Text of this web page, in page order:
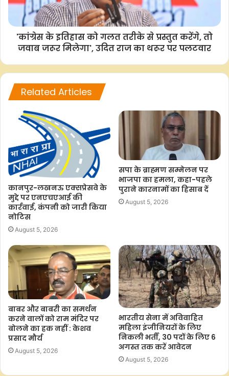
k
p
k
'कांग्रेस के इतिहास को गलत तरीके से प्रस्तुत करेंगे, तो
जवाब जरूर मिलेगा', उदित राज का थरूर पर पलटवार
Related Articles
कानपुर-लखनऊ एक्सप्रेसवे के
मुद्दे पर एनएचएआई की
कार्रवाई, कंपनी को जारी किया
नोटिस
August 5, 2026
सपा के ब्राह्मण सम्मेलन पर
भाजपा का हमला, कहा-पहले
पुराने कारनामों का हिसाब दें
August 5, 2026
बाबर और बाबरी का समर्थन
करने वालों को राम मंदिर पर
बोलने का हक नहीं : केशव
प्रसाद मौर्य
August 5, 2026
भारतीय सेना में अविवाहित
महिला इंजीनियरों के लिए
निकली भर्ती, 30 पदों के लिए 6
अगस्त तक करें आवेदन
August 5, 2026